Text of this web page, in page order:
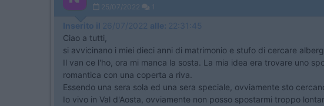
25/07/2022 1
Inserito il 26/07/2022 alle: 22:31:45
Ciao a tutti,
si avvicinano i miei dieci anni di matrimonio e stufo di cercare
Il van ce l'ho, ora mi manca la sosta. La mia idea era trovare uno
romantica con una coperta a riva.
Essendo una sera sola ed una sera speciale, ovviamente sto
Io vivo in Val d'Aosta, ovviamente non posso spostarmi troppo